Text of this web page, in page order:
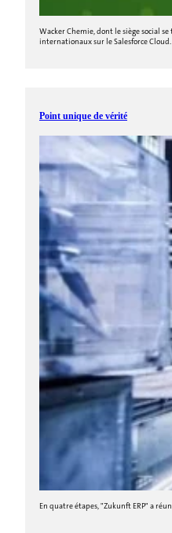
Wacker Chemie, dont le siège social
internationaux sur le Salesforce
Point unique de vérité
En quatre étapes, "Zukunft ERP" a